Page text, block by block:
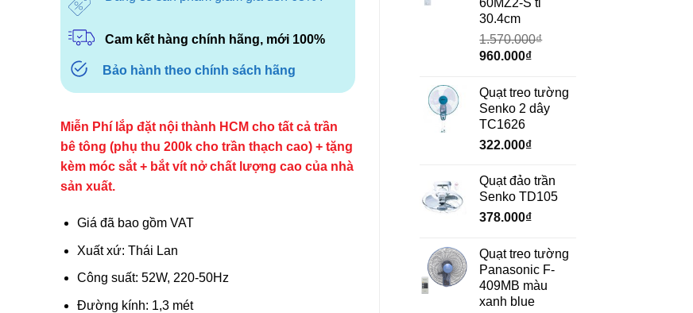
60MZ2-S ti
30.4cm
1.570.000₫
Giá
là:
1.570.000₫.
960.000₫Giá
tại
là:
Quạt treo tường
Senko 2 dây
TC1626
322.000₫
Quạt đảo trần
Senko TD105
378.000₫
Quạt treo tường
Panasonic F-
409MB màu
xanh blue
Cam kết hàng chính hãng, mới 100%
Bảo hành theo chính sách hãng
Miễn Phí lắp đặt nội thành HCM cho tất cả trần
bê tông (phụ thu 200k cho trần thạch cao) + tặng
kèm móc sắt + bắt vít nở chất lượng cao của nhà
sản xuất.
Giá đã bao gồm VAT
Xuất xứ: Thái Lan
Công suất: 52W, 220-50Hz
Đường kính: 1,3 mét